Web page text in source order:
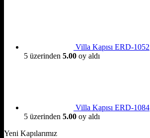
Villa Kapısı ERD-1052
5 üzerinden 5.00 oy aldı
Villa Kapısı ERD-1084
5 üzerinden 5.00 oy aldı
Yeni Kapılarımız